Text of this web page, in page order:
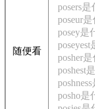
随便看
posers
poseur
posey是
posher
poshest
posho是